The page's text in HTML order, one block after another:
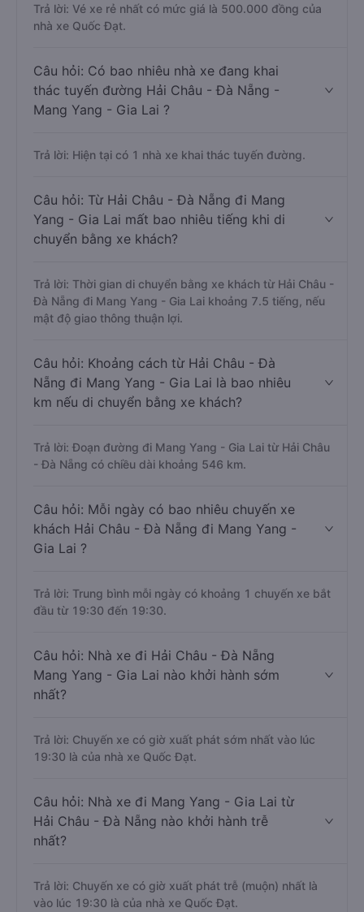
Trả lời: Vé xe rẻ nhất có mức giá là 500.000 đồng của
nhà xe Quốc Đạt.
Câu hỏi: Có bao nhiêu nhà xe đang khai
thác tuyến đường Hải Châu - Đà Nẵng -
Mang Yang - Gia Lai ?
Trả lời: Hiện tại có 1 nhà xe khai thác tuyến đường.
Câu hỏi: Từ Hải Châu - Đà Nẵng đi Mang
Yang - Gia Lai mất bao nhiêu tiếng khi di
chuyển bằng xe khách?
Trả lời: Thời gian di chuyển bằng xe khách từ Hải Châu -
Đà Nẵng đi Mang Yang - Gia Lai khoảng 7.5 tiếng, nếu
mật độ giao thông thuận lợi.
Câu hỏi: Khoảng cách từ Hải Châu - Đà
Nẵng đi Mang Yang - Gia Lai là bao nhiêu
km nếu di chuyển bằng xe khách?
Trả lời: Đoạn đường đi Mang Yang - Gia Lai từ Hải Châu
- Đà Nẵng có chiều dài khoảng 546 km.
Câu hỏi: Mỗi ngày có bao nhiêu chuyến xe
khách Hải Châu - Đà Nẵng đi Mang Yang -
Gia Lai ?
Trả lời: Trung bình mỗi ngày có khoảng 1 chuyến xe bắt
đầu từ 19:30 đến 19:30.
Câu hỏi: Nhà xe đi Hải Châu - Đà Nẵng
Mang Yang - Gia Lai nào khởi hành sớm
nhất?
Trả lời: Chuyến xe có giờ xuất phát sớm nhất vào lúc
19:30 là của nhà xe Quốc Đạt.
Câu hỏi: Nhà xe đi Mang Yang - Gia Lai từ
Hải Châu - Đà Nẵng nào khởi hành trễ
nhất?
Trả lời: Chuyến xe có giờ xuất phát trễ (muộn) nhất là
vào lúc 19:30 là của nhà xe Quốc Đạt.